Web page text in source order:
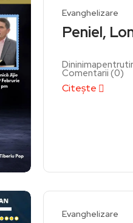
Evanghelizare
Peniel,
Comentarii (0)
Citește
Evanghelizare